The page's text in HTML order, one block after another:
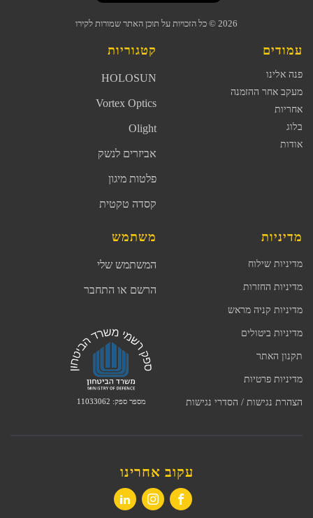
2026 © כל הזכויות על תוכן האתר שמורות לקירו
עמודים
פנה אלינו
מעקב אחר ההזמנה
אחריות
בלוג
אודות
קטגוריות
HOLOSUN
Vortex Optics
Olight
אביזרים לנשק
פלטות מיגון
קסדה טקטית
מדיניות
מדיניות שילוח
מדיניות החזרות
מדיניות קניה מראש
מדיניות ביטולים
תקנון האתר
מדיניות פרטיות
הצהרת נגישות / הסדרי נגישות
משתמש
המשתמש שלי
הרשם או התחבר
מספר ספק: 11033062
עקוב אחרינו